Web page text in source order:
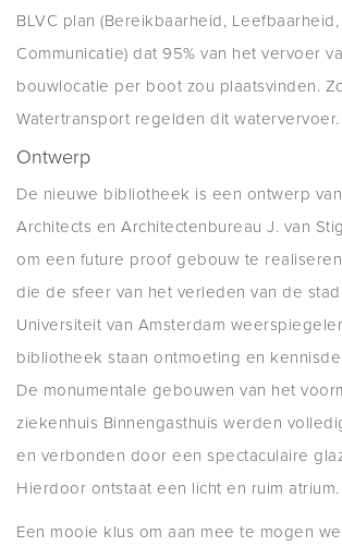
BLVC plan (Bereikbaarheid,
Communicatie) dat 95% van het vervoer
bouwlocatie per boot zou plaatsvinden.
Watertransport regelden dit watervervoer.
Ontwerp
De nieuwe bibliotheek is een ontwerp
Architects en Architectenbureau J. van
om een future proof gebouw te
die de sfeer van het verleden van de
Universiteit van Amsterdam
bibliotheek staan ontmoeting en
De monumentale gebouwen van het
ziekenhuis Binnengasthuis werden
en verbonden door een spectaculaire
Hierdoor ontstaat een licht en ruim atrium.
Een mooie klus om aan mee te mogen